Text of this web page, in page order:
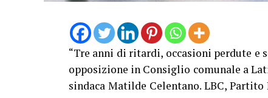
“Tre anni di ritardi, occasioni perdute
opposizione in Consiglio comunale a
sindaca Matilde Celentano. LBC,